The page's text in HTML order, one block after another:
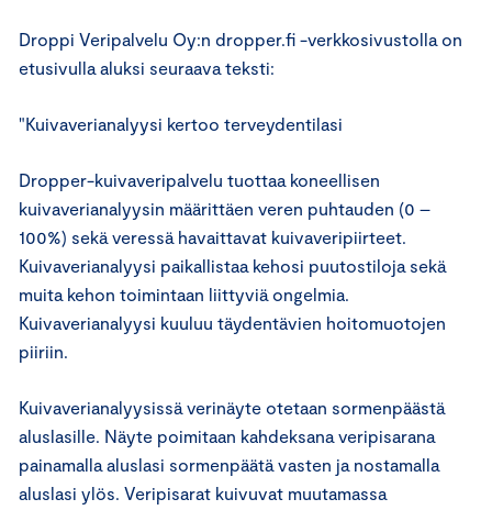
Droppi Veripalvelu Oy:n dropper.fi -verkkosivustolla on
etusivulla aluksi seuraava teksti:
"Kuivaverianalyysi kertoo terveydentilasi
Dropper-kuivaveripalvelu tuottaa koneellisen
kuivaverianalyysin määrittäen veren puhtauden (0 –
100%) sekä veressä havaittavat kuivaveripiirteet.
Kuivaverianalyysi paikallistaa kehosi puutostiloja sekä
muita kehon toimintaan liittyviä ongelmia.
Kuivaverianalyysi kuuluu täydentävien hoitomuotojen
piiriin.
Kuivaverianalyysissä verinäyte otetaan sormenpäästä
aluslasille. Näyte poimitaan kahdeksana veripisarana
painamalla aluslasi sormenpäätä vasten ja nostamalla
aluslasi ylös. Veripisarat kuivuvat muutamassa